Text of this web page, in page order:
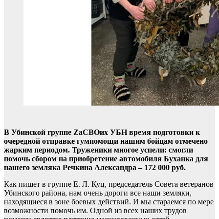
В Убинской группе ZаСВОих УБН время подготовки к
очередной отправке гумпомощи нашим бойцам отмечено
жарким периодом. Труженики многое успели: смогли
помочь сбором на приобретение автомобиля Буханка для
нашего земляка Речкина Александра – 172 000 руб.
Как пишет в группе Е. Л. Куц, председатель Совета ветеранов
Убинского района, нам очень дороги все наши земляки,
находящиеся в зоне боевых действий. И мы стараемся по мере
возможности помочь им. Одной из всех наших трудов